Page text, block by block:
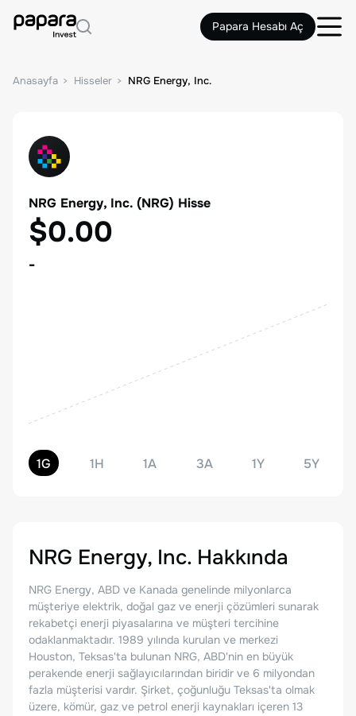
Papara Hesabı Aç
Anasayfa Hisseler NRG Energy, Inc.
NRG Energy, Inc. (NRG) Hisse
$0.00
-
1G 1H 1A 3A 1Y 5Y
NRG Energy, Inc. Hakkında
NRG Energy, ABD ve Kanada genelinde milyonlarca
müşteriye elektrik, doğal gaz ve enerji çözümleri sunarak
rekabetçi enerji piyasalarına ve müşteri tercihine
odaklanmaktadır. 1989 yılında kurulan ve merkezi
Houston, Teksas'ta bulunan NRG, ABD'nin en büyük
perakende enerji sağlayıcılarından biridir ve 6 milyondan
fazla müşterisi vardır. Şirket, çoğunluğu Teksas'ta olmak
üzere, kömür, gaz ve petrol enerji kaynakları içeren 13